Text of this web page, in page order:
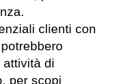
clienti con
di
per scopi